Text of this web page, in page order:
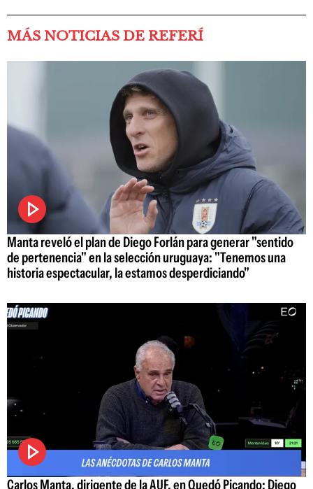
MÁS NOTICIAS DE REFERÍ
Manta reveló el plan de Diego Forlán para generar "sentido
de pertenencia" en la selección uruguaya: "Tenemos una
historia espectacular, la estamos desperdiciando"
Carlos Manta, dirigente de la AUF, en Quedó Picando: Diego